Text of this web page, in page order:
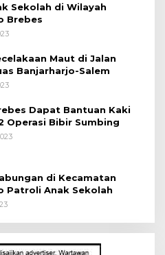
Sekolah di Wilayah
Brebes
Maut di Jalan
Banjarharjo-Salem
Dapat Bantuan Kaki
Operasi Bibir Sumbing
di Kecamatan
Patroli Anak Sekolah